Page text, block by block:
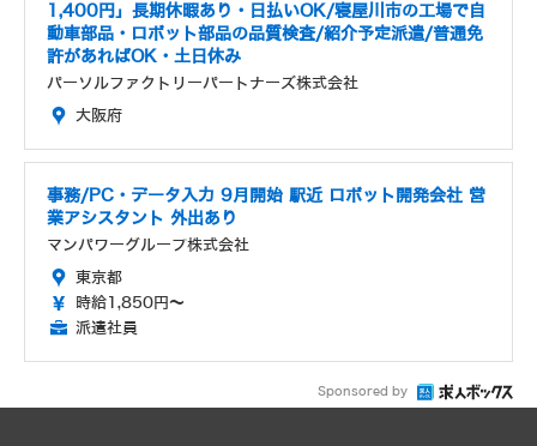
1,400円」長期休暇あり・日払いOK/寝屋川市の工場で自
動車部品・ロボット部品の品質検査/紹介予定派遣/普通免
許があればOK・土日休み
パーソルファクトリーパートナーズ株式会社
大阪府
事務/PC・データ入力 9月開始 駅近 ロボット開発会社 営
業アシスタント 外出あり
マンパワーグループ株式会社
東京都
時給1,850円～
派遣社員
Sponsored by